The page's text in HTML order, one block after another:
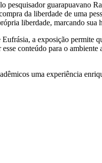
pesquisador guarapuavano
da liberdade de uma
liberdade, marcando sua
a exposição permite
esse conteúdo para o
uma experiência